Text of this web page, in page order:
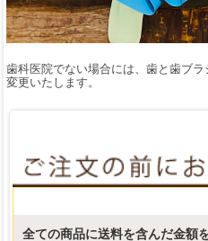
歯科医院でない場合には、歯と歯ブ
変更いたします。